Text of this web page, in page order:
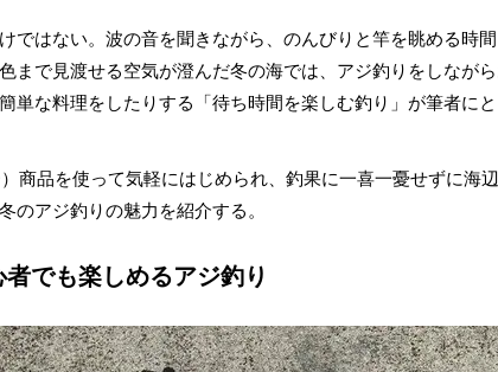
ではない。波の音を聞きながら、のんびりと竿を眺める時間
まで見渡せる空気が澄んだ冬の海では、アジ釣りをしなが
単な料理をしたりする「待ち時間を楽しむ釣り」が筆者にと
商品を使って気軽にはじめられ、釣果に一喜一憂せずに海辺
のアジ釣りの魅力を紹介する。
でも楽しめるアジ釣り